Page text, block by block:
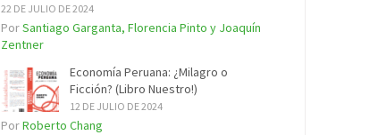
22 DE JULIO DE 2024
PorSantiago Garganta, Florencia Pinto y Joaquín
Zentner
Economía Peruana: ¿Milagro o
Ficción? (Libro Nuestro!)
12 DE JULIO DE 2024
PorRoberto Chang